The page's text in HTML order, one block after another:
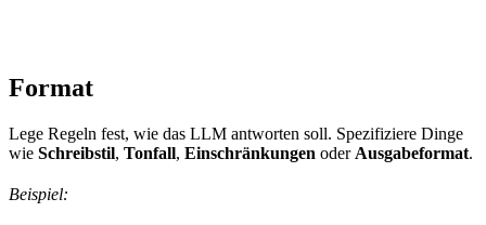
Format
Lege Regeln fest, wie das LLM antworten soll. Spezifiziere Dinge
wie Schreibstil, Tonfall, Einschränkungen oder Ausgabeformat.
Beispiel: